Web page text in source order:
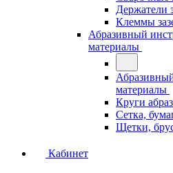
Держатели
Клеммы
Абразивный
материалы
материалы
Круги
Сетка,
Щетки,
Кабинет